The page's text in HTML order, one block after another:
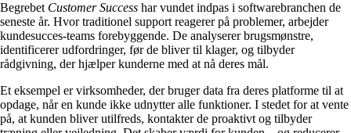
Begrebet Customer Success har vundet indpas i softwarebranchen de
seneste år. Hvor traditionel support reagerer på problemer, arbejder
kundesucces-teams forebyggende. De analyserer brugsmønstre,
identificerer udfordringer, før de bliver til klager, og tilbyder
rådgivning, der hjælper kunderne med at nå deres mål.
Et eksempel er virksomheder, der bruger data fra deres platforme til at
opdage, når en kunde ikke udnytter alle funktioner. I stedet for at vente
på, at kunden bliver utilfreds, kontakter de proaktivt og tilbyder